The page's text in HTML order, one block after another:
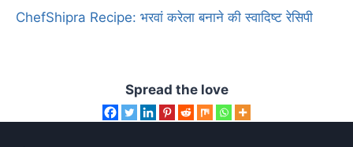
ChefShipra Recipe: भरवां करेला बनाने की स्वादिष्ट रेसिपी
Spread the love